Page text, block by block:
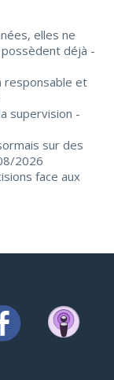
elles ne
déjà -
responsable et
supervision -
sur des
2026
face aux